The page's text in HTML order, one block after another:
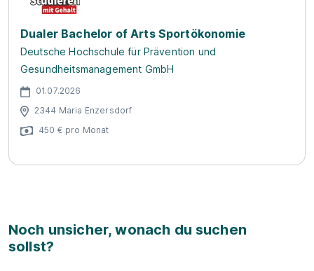
Dualer Bachelor of Arts Sportökonomie
Deutsche Hochschule für Prävention und
Gesundheitsmanagement GmbH
01.07.2026
2344 Maria Enzersdorf
450 € pro Monat
Noch unsicher, wonach du suchen
sollst?